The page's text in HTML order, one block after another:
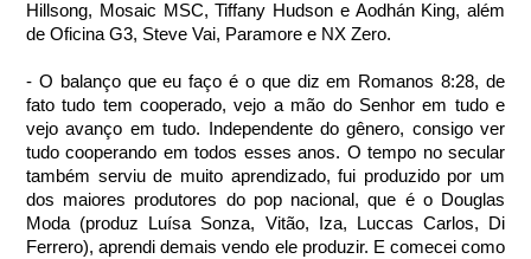
Hillsong, Mosaic MSC, Tiffany Hudson e Aodhán King, além
de Oficina G3, Steve Vai, Paramore e NX Zero.
- O balanço que eu faço é o que diz em Romanos 8:28, de
fato tudo tem cooperado, vejo a mão do Senhor em tudo e
vejo avanço em tudo. Independente do gênero, consigo ver
tudo cooperando em todos esses anos. O tempo no secular
também serviu de muito aprendizado, fui produzido por um
dos maiores produtores do pop nacional, que é o Douglas
Moda (produz Luísa Sonza, Vitão, Iza, Luccas Carlos, Di
Ferrero), aprendi demais vendo ele produzir. E comecei como